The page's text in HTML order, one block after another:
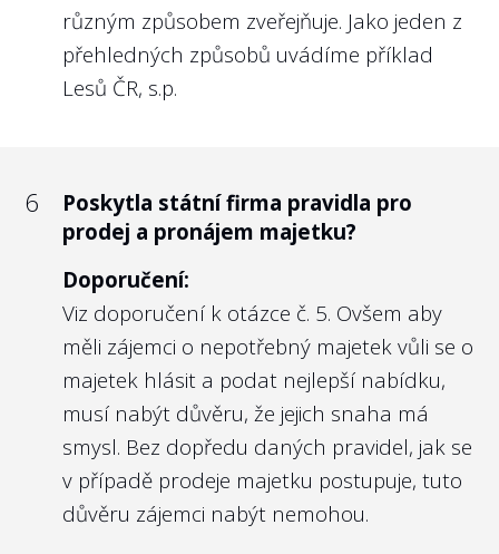
projektu Transparentní Česko.
Vedle toho je zde však na místě i
soukromoprávní úprava
§ 121o odst. 4
zákona č. 256/2004 Sb. o podnikání na
společnosti každoročně zveřejňují Zprávu o
odměňování managementu i kontrolního
orgánu. Důvodem je transparentnost a
nediskriminace akcionářů a potenciálních
akcionářů. Vzhledem k tomu, že u státních
firem je možné v přeneseném smyslu
považovat občany ČR za akcionáře státních
firem, máme za to, že obdobně
transparentní co do odměňování členů
svých nejvyšších orgánů by měly být i státní
různým způsobem zveřejňuje. Jako jeden z
přehledných způsobů uvádíme příklad
Lesů ČR, s.p.
6
Poskytla státní firma pravidla pro
prodej a pronájem majetku?
Doporučení:
Viz doporučení k otázce č. 5. Ovšem aby
měli zájemci o nepotřebný majetek vůli se o
majetek hlásit a podat nejlepší nabídku,
musí nabýt důvěru, že jejich snaha má
smysl. Bez dopředu daných pravidel, jak se
v případě prodeje majetku postupuje, tuto
důvěru zájemci nabýt nemohou.